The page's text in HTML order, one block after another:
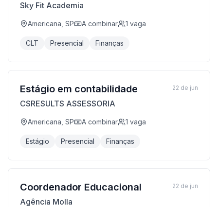
Sky Fit Academia
Americana, SP A combinar 1 vaga
CLT Presencial Finanças
Estágio em contabilidade
CSRESULTS ASSESSORIA
Americana, SP A combinar 1 vaga
Estágio Presencial Finanças
22 de jun
Coordenador Educacional
Agência Molla
22 de jun